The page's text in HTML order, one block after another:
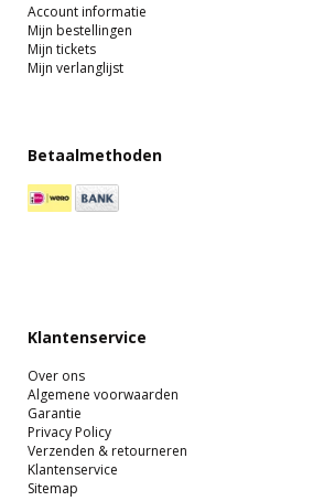
Account informatie
Mijn bestellingen
Mijn tickets
Mijn verlanglijst
Betaalmethoden
Klantenservice
Over ons
Algemene voorwaarden
Garantie
Privacy Policy
Verzenden & retourneren
Klantenservice
Sitemap